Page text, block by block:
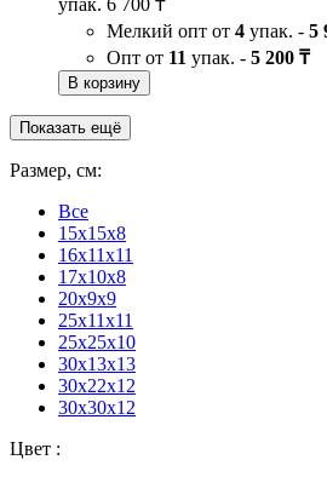
упак. 6 700 ₸
Мелкий опт от 4 упак. - 5
Опт от 11 упак. - 5 200 ₸
В корзину
Показать ещё
Размер, см:
Все
15х15х8
16x11x11
17х10х8
20x9x9
25х11х11
25х25х10
30x13x13
30х22х12
30х30х12
Цвет :